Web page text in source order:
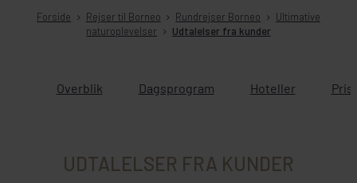
Forside Rejser til Borneo Rundrejser Borneo
Ultimative
naturoplevelser
Udtalelser fra kunder
Overblik Dagsprogram Hoteller
UDTALELSER FRA KUNDER